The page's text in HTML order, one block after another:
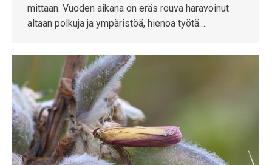
mittaan. Vuoden aikana on eräs rouva haravoinut
altaan polkuja ja ympäristöä, hienoa työtä.…